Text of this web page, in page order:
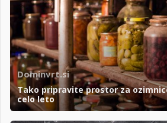
Dominvrt.si
Tako pripravite prostor za
celo leto